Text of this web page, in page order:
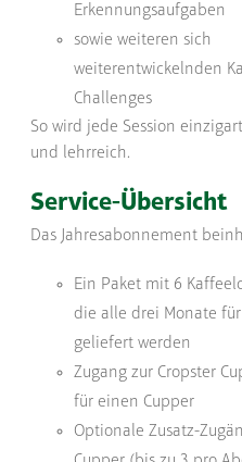
Erkennungsaufgaben
sowie weiteren sich
weiterentwickelnden
Challenges
So wird jede Session
und lehrreich.
Service-Übersicht
Das Jahresabonnement
Ein Paket mit 6
die alle drei Monate
geliefert werden
Zugang zur Cropster
für einen Cupper
Optionale Zusatz-